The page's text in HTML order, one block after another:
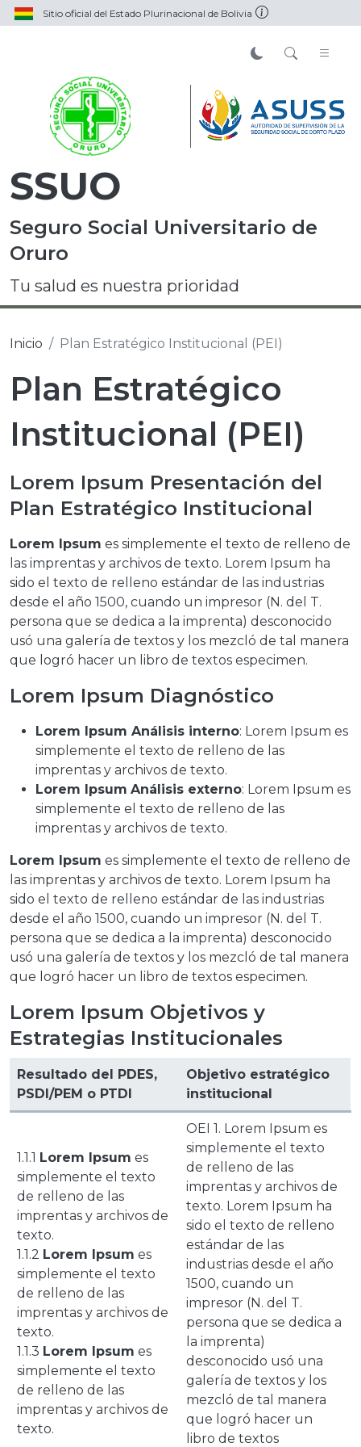
Sitio oficial del Estado Plurinacional de Bolivia
SSUO
Seguro Social Universitario de
Oruro
Tu salud es nuestra prioridad
Inicio Plan Estratégico Institucional (PEI)
Plan Estratégico
Institucional (PEI)
Lorem Ipsum Presentación del
Plan Estratégico Institucional
Lorem Ipsum es simplemente el texto de relleno de
las imprentas y archivos de texto. Lorem Ipsum ha
sido el texto de relleno estándar de las industrias
desde el año 1500, cuando un impresor (N. del T.
persona que se dedica a la imprenta) desconocido
usó una galería de textos y los mezcló de tal manera
que logró hacer un libro de textos especimen.
Lorem Ipsum Diagnóstico
Lorem Ipsum Análisis interno: Lorem Ipsum es
simplemente el texto de relleno de las
imprentas y archivos de texto.
Lorem Ipsum Análisis externo: Lorem Ipsum es
simplemente el texto de relleno de las
imprentas y archivos de texto.
Lorem Ipsum es simplemente el texto de relleno de
las imprentas y archivos de texto. Lorem Ipsum ha
sido el texto de relleno estándar de las industrias
desde el año 1500, cuando un impresor (N. del T.
persona que se dedica a la imprenta) desconocido
usó una galería de textos y los mezcló de tal manera
que logró hacer un libro de textos especimen.
Lorem Ipsum Objetivos y
Estrategias Institucionales
Resultado del PDES,
PSDI/PEM o PTDI
Objetivo estratégico
institucional
1.1.1 Lorem Ipsum es
simplemente el texto
de relleno de las
imprentas y archivos de
texto.
1.1.2 Lorem Ipsum es
simplemente el texto
de relleno de las
imprentas y archivos de
texto.
1.1.3 Lorem Ipsum es
simplemente el texto
de relleno de las
imprentas y archivos de
texto.
OEI 1. Lorem Ipsum es
simplemente el texto
de relleno de las
imprentas y archivos de
texto. Lorem Ipsum ha
sido el texto de relleno
estándar de las
industrias desde el año
1500, cuando un
impresor (N. del T.
persona que se dedica a
la imprenta)
desconocido usó una
galería de textos y los
mezcló de tal manera
que logró hacer un
libro de textos